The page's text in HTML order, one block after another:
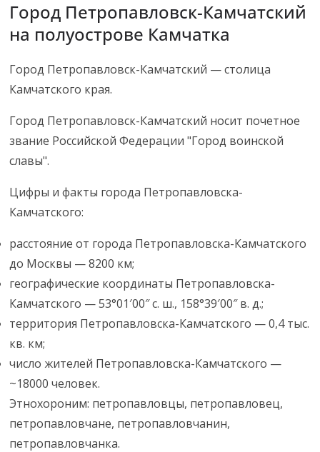
Город Петропавловск-Камчатский
на полуострове Камчатка
Город Петропавловск-Камчатский — столица
Камчатского края.
Город Петропавловск-Камчатский носит почетное
звание Российской Федерации "Город воинской
славы".
Цифры и факты города Петропавловска-
Камчатского:
расстояние от города Петропавловска-Камчатского
до Москвы — 8200 км;
географические координаты Петропавловска-
Камчатского — 53°01′00″ с. ш., 158°39′00″ в. д.;
территория Петропавловска-Камчатского — 0,4 тыс.
кв. км;
число жителей Петропавловска-Камчатского —
~18000 человек.
Этнохороним: петропавловцы, петропавловец,
петропавловчане, петропавловчанин,
петропавловчанка.